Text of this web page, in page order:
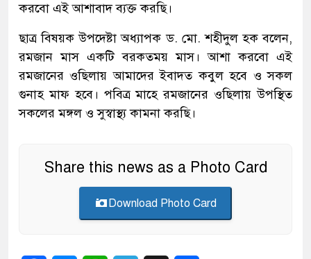
করবো এই আশাবাদ ব্যক্ত করছি।
ছাত্র বিষয়ক উপদেষ্টা অধ্যাপক ড. মো. শহীদুল হক বলেন,
রমজান মাস একটি বরকতময় মাস। আশা করবো এই
রমজানের ওছিলায় আমাদের ইবাদত কবুল হবে ও সকল
গুনাহ মাফ হবে। পবিত্র মাহে রমজানের ওছিলায় উপস্থিত
সকলের মঙ্গল ও সুস্বাস্থ্য কামনা করছি।
Share this news as a Photo Card
Download Photo Card